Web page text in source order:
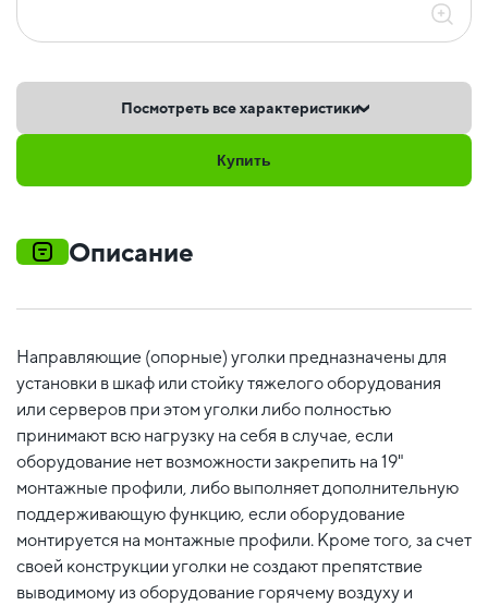
Посмотреть все характеристики
Купить
Описание
Направляющие (опорные) уголки предназначены для
установки в шкаф или стойку тяжелого оборудования
или серверов при этом уголки либо полностью
принимают всю нагрузку на себя в случае, если
оборудование нет возможности закрепить на 19"
монтажные профили, либо выполняет дополнительную
поддерживающую функцию, если оборудование
монтируется на монтажные профили. Кроме того, за счет
своей конструкции уголки не создают препятствие
выводимому из оборудование горячему воздуху и